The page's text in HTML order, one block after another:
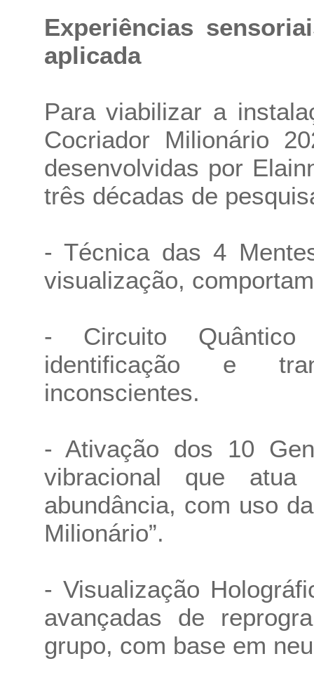
Experiências
aplicada
Para viabilizar a
Cocriador Milionário
desenvolvidas por
três décadas de
- Técnica das 4
visualização,
- Circuito Quântico
identificação e
inconscientes.
- Ativação dos 10
vibracional que
abundância, com uso
Milionário”.
- Visualização
avançadas de
grupo, com base em